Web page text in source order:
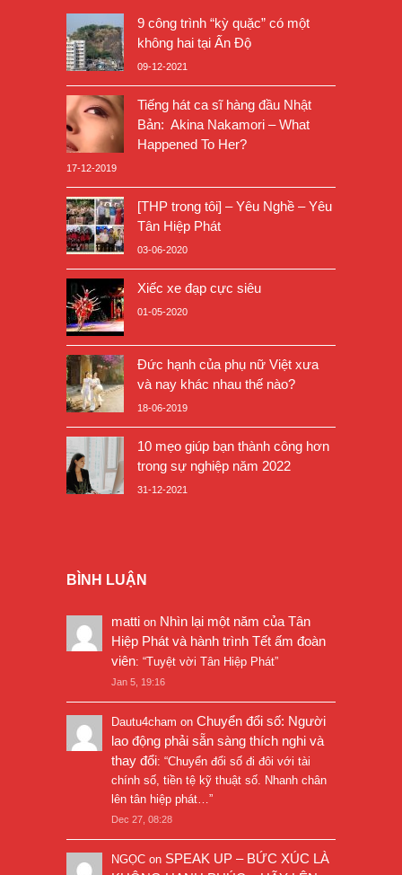
9 công trình “kỳ quặc” có một
không hai tại Ấn Độ
09-12-2021
Tiếng hát ca sĩ hàng đầu Nhật
Bản: Akina Nakamori – What
Happened To Her?
17-12-2019
[THP trong tôi] – Yêu Nghề – Yêu
Tân Hiệp Phát
03-06-2020
Xiếc xe đạp cực siêu
01-05-2020
Đức hạnh của phụ nữ Việt xưa
và nay khác nhau thế nào?
18-06-2019
10 mẹo giúp bạn thành công hơn
trong sự nghiệp năm 2022
31-12-2021
BÌNH LUẬN
matti on Nhìn lại một năm của Tân
Hiệp Phát và hành trình Tết ấm đoàn
viên: “Tuyệt vời Tân Hiệp Phát”
Jan 5, 19:16
Dautu4cham on Chuyển đổi số: Người
lao động phải sẵn sàng thích nghi và
thay đổi: “Chuyển đổi số đi đôi với tài
chính số, tiền tệ kỹ thuật số. Nhanh chân
lên tân hiệp phát…”
Dec 27, 08:28
NGỌC on SPEAK UP – BỨC XÚC LÀ